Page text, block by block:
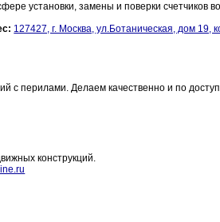
установки, замены и поверки счетчиков
127427, г. Москва, ул.Ботаническая, дом 19,
с перилами. Делаем качественно и по
конструкций.